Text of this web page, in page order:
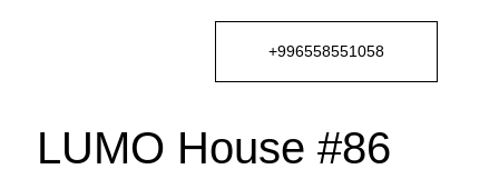
+996558551058
LUMO House #86